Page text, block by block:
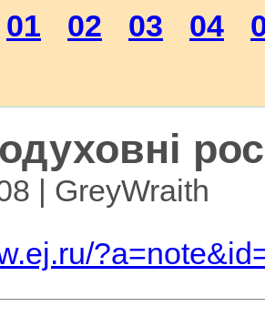
01 02 03 04
| GreyWraith